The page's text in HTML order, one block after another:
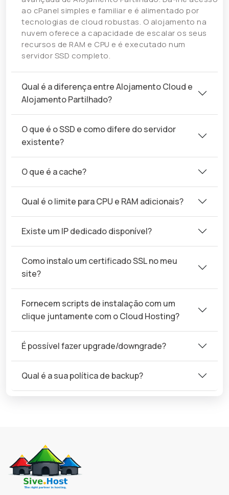
ao cPanel simples e familiar e é alimentado por
tecnologias de cloud robustas. O alojamento na
nuvem oferece a capacidade de escalar os seus
recursos de RAM e CPU e é executado num
servidor SSD completo.
Qual é a diferença entre Alojamento Cloud e
Alojamento Partilhado?
O que é o SSD e como difere do servidor
existente?
O que é a cache?
Qual é o limite para CPU e RAM adicionais?
Existe um IP dedicado disponível?
Como instalo um certificado SSL no meu
site?
Fornecem scripts de instalação com um
clique juntamente com o Cloud Hosting?
É possível fazer upgrade/downgrade?
Qual é a sua política de backup?